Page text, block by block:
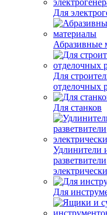
Для
Абразивные
Для
отделочных
Для станков
Удлинители
разветвители
Для